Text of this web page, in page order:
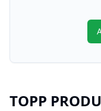
TOPP